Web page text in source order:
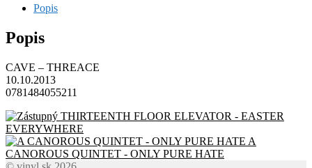
Popis
Popis
CAVE – THREACE
10.10.2013
0781484055211
THIRTEENTH FLOOR ELEVATOR - EASTER
EVERYWHERE
A
CANOROUS QUINTET - ONLY PURE HATE